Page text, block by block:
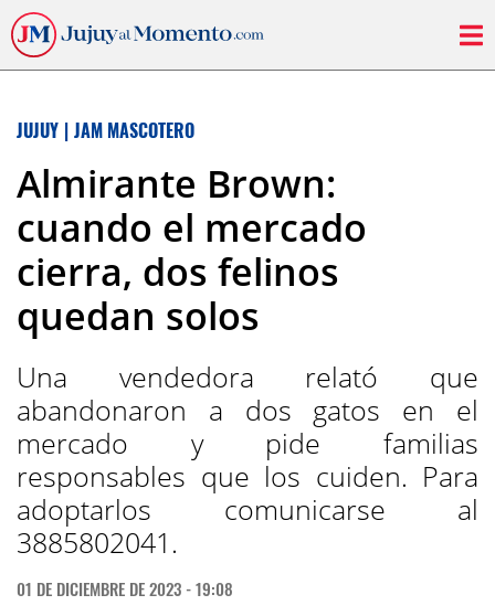
JUJUY | JAM MASCOTERO
Almirante Brown:
cuando el mercado
cierra, dos felinos
quedan solos
Una vendedora relató que
abandonaron a dos gatos en el
mercado y pide familias
responsables que los cuiden. Para
adoptarlos comunicarse al
3885802041.
01 DE DICIEMBRE DE 2023 - 19:08